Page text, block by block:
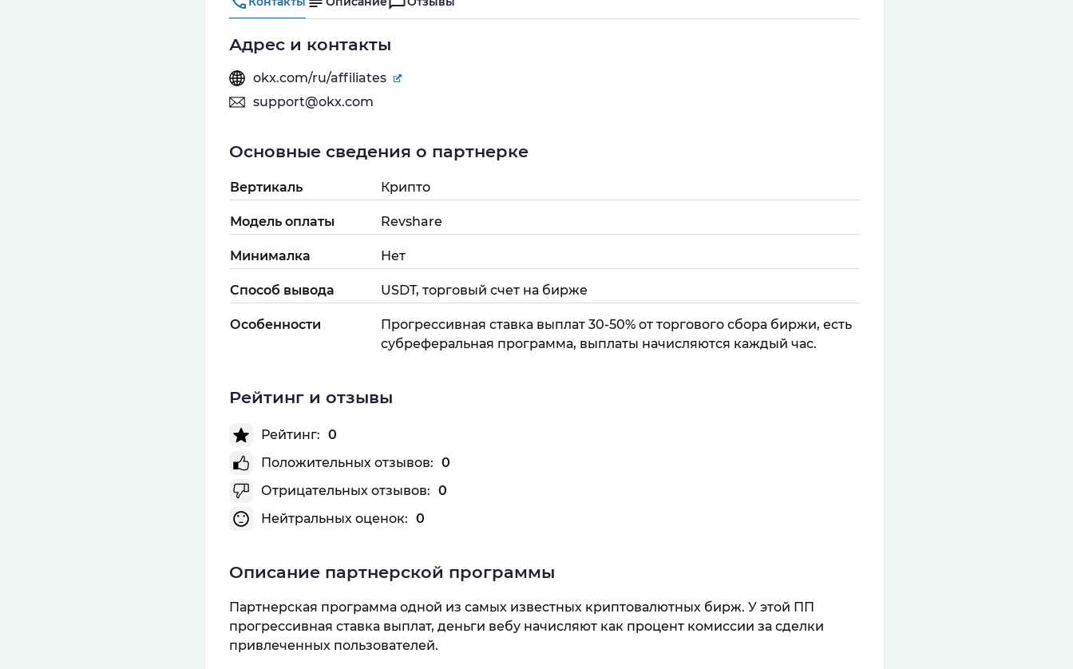
Адрес и контакты
okx.com/ru/affiliates
support@okx.com
Основные сведения о партнерке
Вертикаль Крипто
Модель оплаты Revshare
Минималка Нет
Способ вывода USDT, торговый счет на бирже
Особенности
Прогрессивная ставка выплат 30-50% от торгового сбора биржи, есть
субреферальная программа, выплаты начисляются каждый час.
Рейтинг и отзывы
Рейтинг: 0
Положительных отзывов: 0
Отрицательных отзывов: 0
Нейтральных оценок: 0
Описание партнерской программы
Партнерская программа одной из самых известных криптовалютных бирж. У этой ПП
прогрессивная ставка выплат, деньги вебу начисляют как процент комиссии за сделки
привлеченных пользователей.